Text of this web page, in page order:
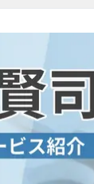
し、特定の商品
基づき、公平性